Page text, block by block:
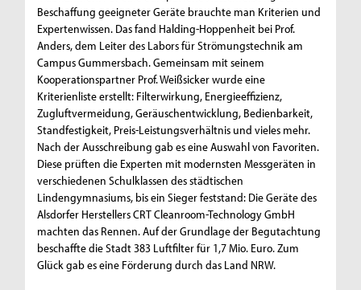
Beschaffung geeigneter Geräte brauchte man Kriterien und
Expertenwissen. Das fand Halding-Hoppenheit bei Prof.
Anders, dem Leiter des Labors für Strömungstechnik am
Campus Gummersbach. Gemeinsam mit seinem
Kooperationspartner Prof. Weißsicker wurde eine
Kriterienliste erstellt: Filterwirkung, Energieeffizienz,
Zugluftvermeidung, Geräuschentwicklung, Bedienbarkeit,
Standfestigkeit, Preis-Leistungsverhältnis und vieles mehr.
Nach der Ausschreibung gab es eine Auswahl von Favoriten.
Diese prüften die Experten mit modernsten Messgeräten in
verschiedenen Schulklassen des städtischen
Lindengymnasiums, bis ein Sieger feststand: Die Geräte des
Alsdorfer Herstellers CRT Cleanroom-Technology GmbH
machten das Rennen. Auf der Grundlage der Begutachtung
beschaffte die Stadt 383 Luftfilter für 1,7 Mio. Euro. Zum
Glück gab es eine Förderung durch das Land NRW.